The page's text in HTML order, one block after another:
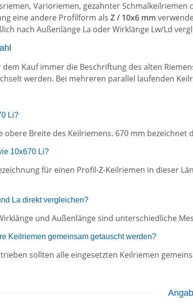
Varioriemen, gezahnter
eine andere Profilform als Z / 10x6 mm
nach Außenlänge La oder Wirklänge Lw/Ld
dem Kauf immer die Beschriftung des alten
werden. Bei mehreren parallel laufenden
Li?
obere Breite des Keilriemens. 670 mm bezeichnet
10x670 Li?
für einen Profil-Z-Keilriemen in dieser
La direkt vergleichen?
und Außenlänge sind unterschiedliche
Keilriemen gemeinsam getauscht werden?
sollten alle eingesetzten Keilriemen